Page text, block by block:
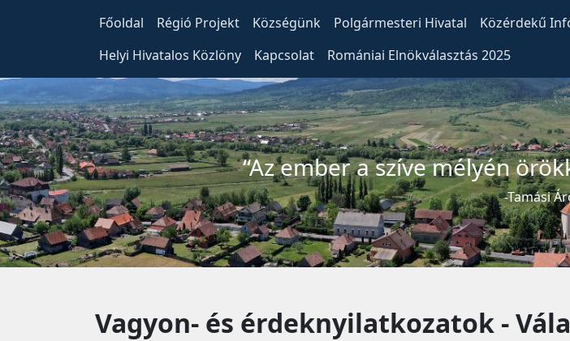
Főoldal Régió Projekt Községünk Polgármesteri Hivatal Közérdekű
Helyi Hivatalos Közlöny
Kapcsolat Romániai Elnökválasztás 2025
“Az ember a szíve mélyén
-Tamási
Vagyon- és érdeknyilatkozatok -